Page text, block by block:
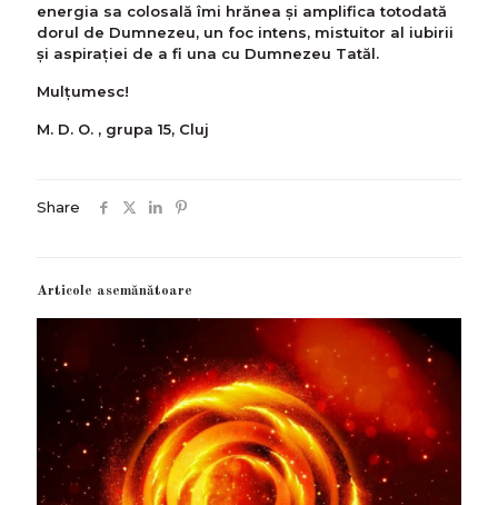
energia sa colosală îmi hrănea şi amplifica totodată
dorul de Dumnezeu, un foc intens, mistuitor al iubirii
şi aspiraţiei de a fi una cu Dumnezeu Tatăl.
Mulțumesc!
M. D. O. , grupa 15, Cluj
Share
Articole asemănătoare